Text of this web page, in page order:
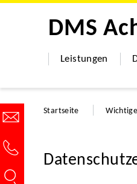
DMS
Leistungen
Startseite